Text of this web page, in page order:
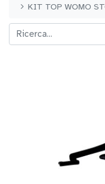
KIT TOP WOMO